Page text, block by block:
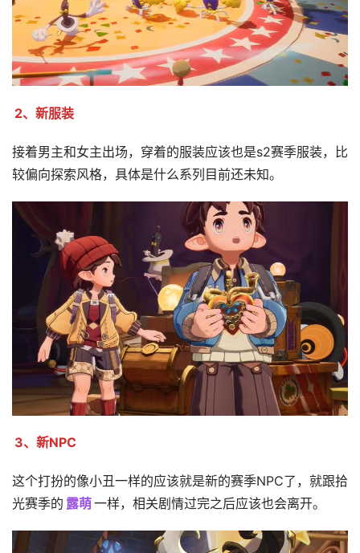
2、新服装
接着男主和女主出场，穿着的服装应该也是s2赛季服装，比
较偏向探索风格，具体是什么系列目前还未知。
3、新NPC
这个打扮的像小丑一样的应该就是新的赛季NPC了，就跟拾
光赛季的 露萌一样，相关剧情过完之后应该也会离开。